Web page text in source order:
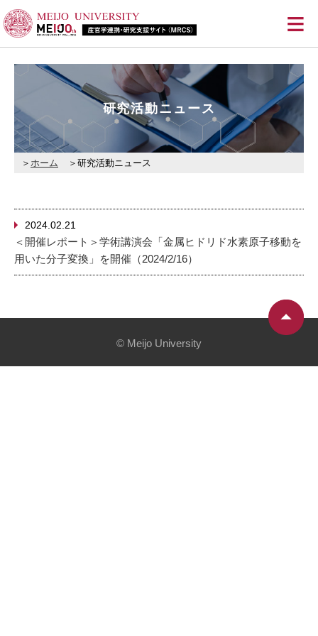
≡
研究活動ニュース
ホーム 研究活動ニュース
2024.02.21
＜開催レポート＞学術講演会「金属ヒドリド水素原子移動を
用いた分子変換」を開催（2024/2/16）
© Meijo University